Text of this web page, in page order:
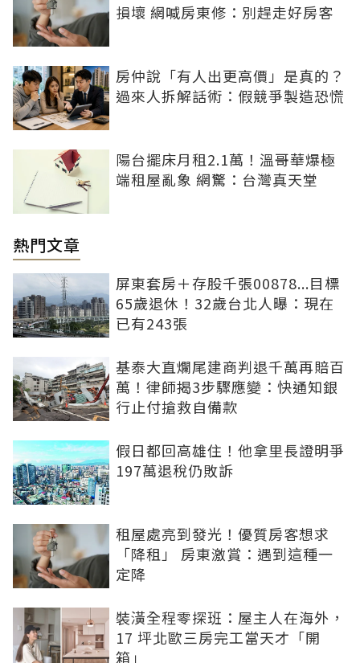
損壞 網喊房東修：別趕走好房客
房仲說「有人出更高價」是真的？
過來人拆解話術：假競爭製造恐慌
陽台擺床月租2.1萬！溫哥華爆極
端租屋亂象 網驚：台灣真天堂
熱門文章
屏東套房＋存股千張00878...目標
65歲退休！32歲台北人曝：現在
已有243張
基泰大直爛尾建商判退千萬再賠百
萬！律師揭3步驟應變：快通知銀
行止付搶救自備款
假日都回高雄住！他拿里長證明爭
197萬退稅仍敗訴
租屋處亮到發光！優質房客想求
「降租」 房東激賞：遇到這種一
定降
裝潢全程零探班：屋主人在海外，
17 坪北歐三房完工當天才「開
箱」